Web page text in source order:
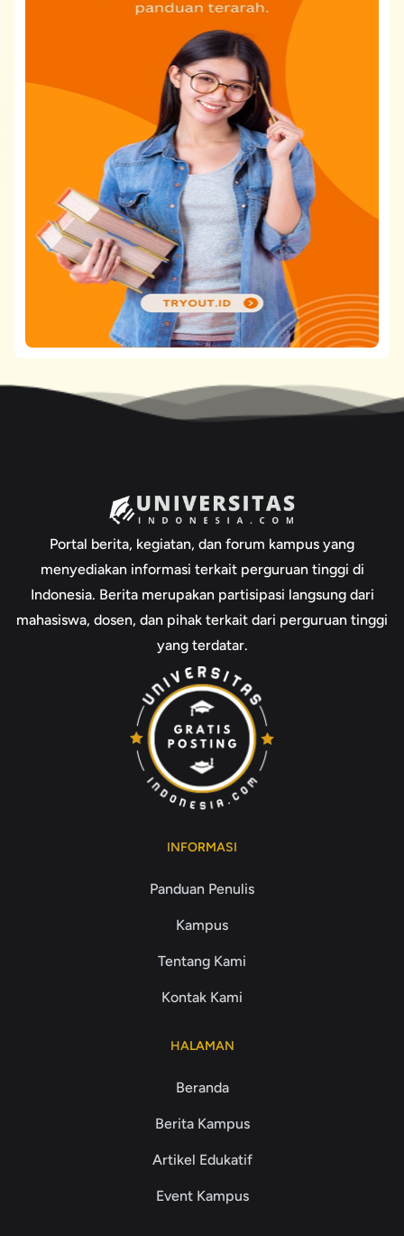
Portal berita, kegiatan, dan forum kampus yang
menyediakan informasi terkait perguruan tinggi di
Indonesia. Berita merupakan partisipasi langsung dari
mahasiswa, dosen, dan pihak terkait dari perguruan tinggi
yang terdatar.
INFORMASI
Panduan Penulis
Kampus
Tentang Kami
Kontak Kami
HALAMAN
Beranda
Berita Kampus
Artikel Edukatif
Event Kampus